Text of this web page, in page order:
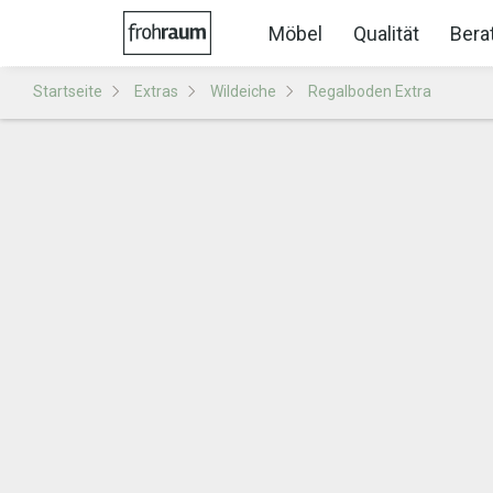
Möbel Qualität
Startseite Extras Wildeiche Regalboden Extra